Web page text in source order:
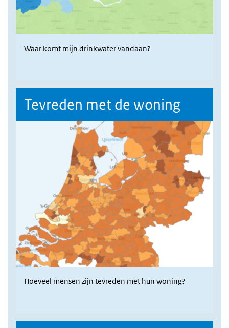
Waar komt mijn drinkwater vandaan?
Tevreden met de woning
Hoeveel mensen zijn tevreden met hun woning?